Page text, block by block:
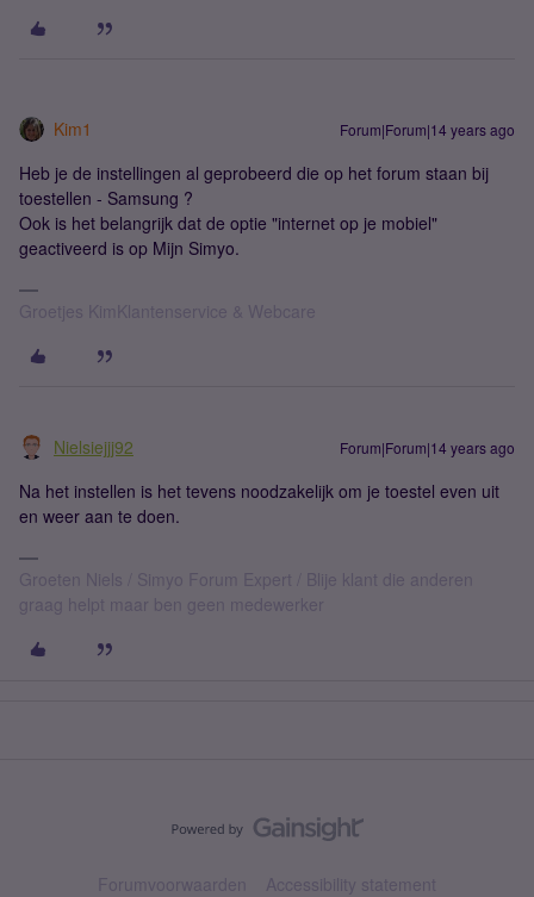
Kim1 Forum|Forum|14 years ago
Heb je de instellingen al geprobeerd die op het forum staan bij
toestellen - Samsung ?
Ook is het belangrijk dat de optie "internet op je mobiel"
geactiveerd is op Mijn Simyo.
Groetjes KimKlantenservice & Webcare
Nielsiejjj92 Forum|Forum|14 years ago
Na het instellen is het tevens noodzakelijk om je toestel even uit
en weer aan te doen.
Groeten Niels / Simyo Forum Expert / Blije klant die anderen
graag helpt maar ben geen medewerker
Forumvoorwaarden Accessibility statement